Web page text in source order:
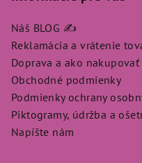
Náš BLOG ✍️
Reklamácia a vrátenie
Doprava a ako nakupovať
Obchodné podmienky
Podmienky ochrany
Piktogramy, údržba a
Napíšte nám